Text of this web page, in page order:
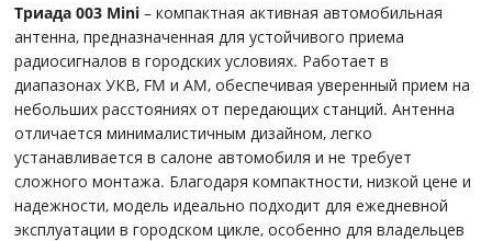
Триада 003 Mini – компактная активная автомобильная
антенна, предназначенная для устойчивого приема
радиосигналов в городских условиях. Работает в
диапазонах УКВ, FM и AM, обеспечивая уверенный прием на
небольших расстояниях от передающих станций. Антенна
отличается минималистичным дизайном, легко
устанавливается в салоне автомобиля и не требует
сложного монтажа. Благодаря компактности, низкой цене и
надежности, модель идеально подходит для ежедневной
эксплуатации в городском цикле, особенно для владельцев